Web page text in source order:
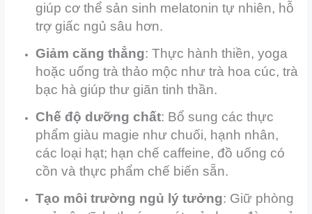
giúp cơ thể sản sinh melatonin tự nhiên, hỗ
trợ giấc ngủ sâu hơn.
Giảm căng thẳng: Thực hành thiền, yoga
hoặc uống trà thảo mộc như trà hoa cúc, trà
bạc hà giúp thư giãn tinh thần.
Chế độ dưỡng chất: Bổ sung các thực
phẩm giàu magie như chuối, hạnh nhân,
các loại hạt; hạn chế caffeine, đồ uống có
cồn và thực phẩm chế biến sẵn.
Tạo môi trường ngủ lý tưởng: Giữ phòng